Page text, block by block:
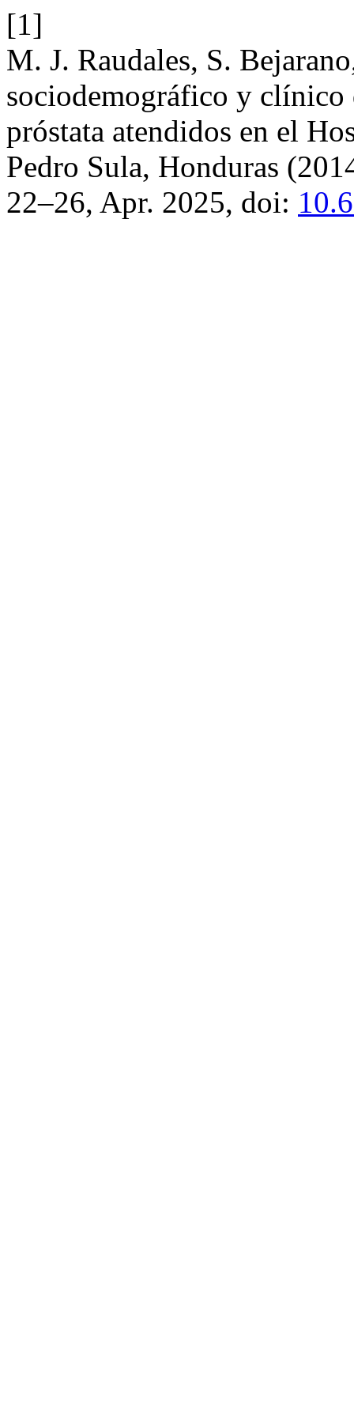
[1]
M. J. Raudales, S.
sociodemográfico y clínico
próstata atendidos en el
Pedro Sula, Honduras
22–26, Apr. 2025, doi: